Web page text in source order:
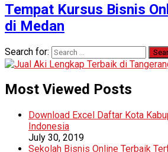
Tempat Kursus Bisnis
di Medan
Search for:
Most Viewed Posts
Download Excel Daftar Kota
Indonesia
July 30, 2019
Sekolah Bisnis Online Terbaik